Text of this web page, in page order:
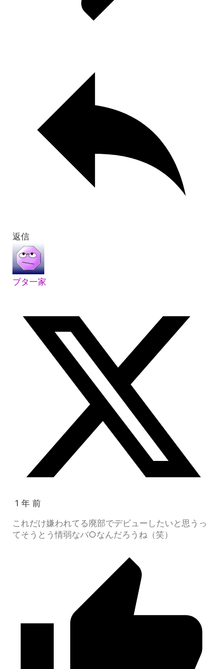
返信
ブタ一家
1 年 前
これだけ嫌われてる廃部でデビューしたいと思うっ
てそうとう情弱なバ○なんだろうね（笑）